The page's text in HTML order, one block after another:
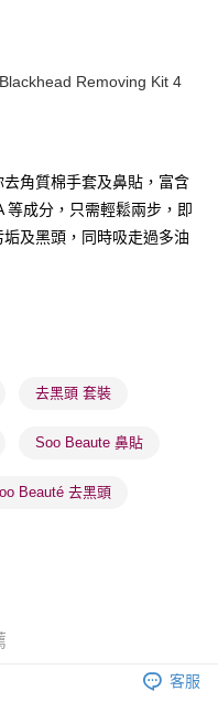
達
運費
分配至SF順豐速運或京東
Removing Kit 4
角質棉手套及鼻貼，富含
等成分，只需輕鬆兩步，即
及黑頭，同時吸走過多油
去黑頭 套裝
Soo Beaute 鼻貼
Beauté 去黑頭
客服